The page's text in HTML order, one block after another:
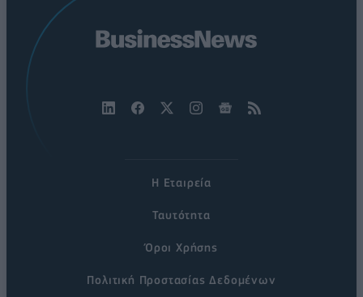
Η Εταιρεία
Ταυτότητα
Όροι Χρήσης
Πολιτική Προστασίας Δεδομένων